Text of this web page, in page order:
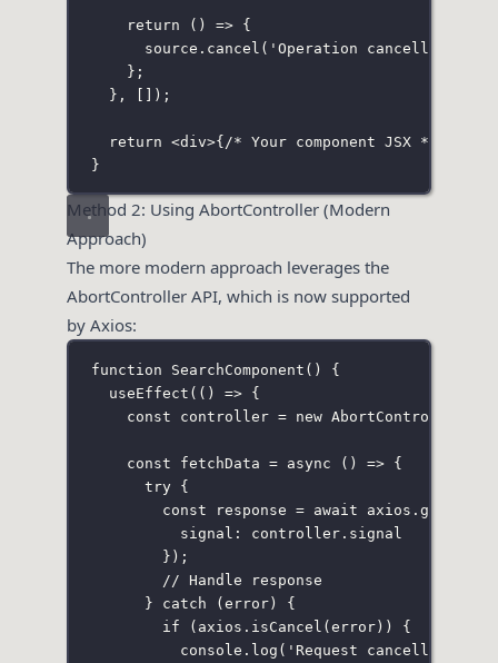
return () => {
source. cancel ( ' Operation cancelled by
};
}, []);
return <div>{ /* Your component JSX */
}
Method 2: Using AbortController (Modern
Approach)
The more modern approach leverages the
AbortController API, which is now supported
by Axios:
function SearchComponent () {
useEffect (() => {
const controller = new AbortController
const fetchData = async () => {
try {
const response = await axios. get
signal :
controller.signal
});
// Handle response
} catch (error) {
if (axios. isCancel (error)) {
console. log ( ' Request cancelled